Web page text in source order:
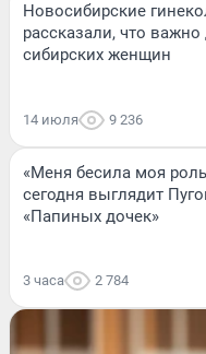
Новосибирские
рассказали, что
сибирских женщин
14 июля 9 236
«Меня бесила моя
сегодня выглядит
«Папиных дочек»
3 часа 2 784